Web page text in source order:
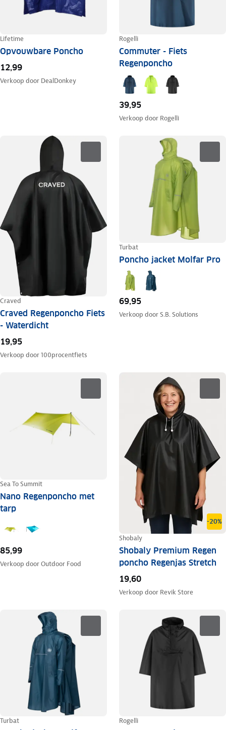
Lifetime
Opvouwbare Poncho
12,99
Verkoop door DealDonkey
Rogelli
Commuter - Fiets
Regenponcho
39,95
Verkoop door Rogelli
Craved
Craved Regenponcho Fiets
- Waterdicht
19,95
Verkoop door100procentfiets
Turbat
Poncho jacket Molfar Pro
69,95
Verkoop doorS.B. Solutions
Sea To Summit
Nano Regenponcho met
tarp
85,99
Verkoop doorOutdoor Food
-20%
Shobaly
Shobaly Premium Regen
poncho Regenjas Stretch
19,60
Verkoop door Revik Store
Turbat Rogelli